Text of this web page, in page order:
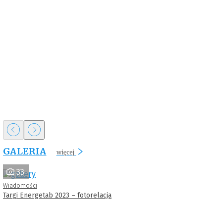
GALERIA więcej
33
Wiadomości
Targi Energetab 2023 – fotorelacja